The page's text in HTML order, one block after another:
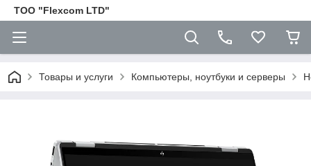
ТОО "Flexcom LTD"
Товары и услуги Компьютеры, ноутбуки и серверы